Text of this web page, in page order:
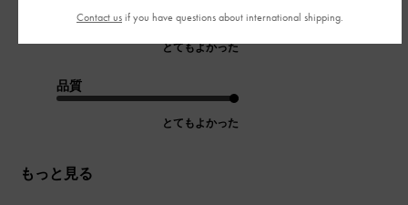
デザイン
とてもよかった
品質
とてもよかった
もっと見る
Contact usif you have questions about international shipping.